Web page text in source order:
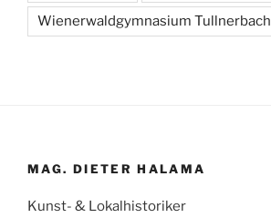
Wienerwaldgymnasium Tullnerbach
MAG. DIETER HALAMA
Kunst- & Lokalhistoriker